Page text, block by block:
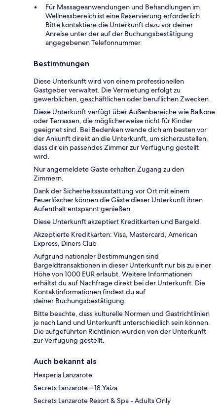
Für Massageanwendungen und Behandlungen im
Wellnessbereich ist eine Reservierung erforderlich.
Bitte kontaktiere die Unterkunft dazu vor deiner
Anreise unter der auf der Buchungsbestätigung
angegebenen Telefonnummer.
Bestimmungen
Diese Unterkunft wird von einem professionellen
Gastgeber verwaltet. Die Vermietung erfolgt zu
gewerblichen, geschäftlichen oder beruflichen Zwecken.
Diese Unterkunft verfügt über Außenbereiche wie Balkone
oder Terrassen, die möglicherweise nicht für Kinder
geeignet sind. Bei Bedenken wende dich am besten vor
der Ankunft direkt an die Unterkunft, um sicherzustellen,
dass dir ein passendes Zimmer zur Verfügung gestellt
wird.
Nur angemeldete Gäste erhalten Zugang zu den
Zimmern.
Dank der Sicherheitsausstattung vor Ort mit einem
Feuerlöscher können die Gäste dieser Unterkunft ihren
Aufenthalt entspannt genießen.
Diese Unterkunft akzeptiert Kreditkarten und Bargeld.
Akzeptierte Kreditkarten: Visa, Mastercard, American
Express, Diners Club
Aufgrund nationaler Bestimmungen sind
Bargeldtransaktionen in dieser Unterkunft nur bis zu einer
Höhe von 1000 EUR erlaubt. Weitere Informationen
erhältst du auf Nachfrage direkt bei der Unterkunft. Die
Kontaktinformationen findest du auf
deiner Buchungsbestätigung.
Bitte beachte, dass kulturelle Normen und Gastrichtlinien
je nach Land und Unterkunft unterschiedlich sein können.
Die aufgeführten Richtlinien wurden von der Unterkunft
zur Verfügung gestellt.
Auch bekannt als
Hesperia Lanzarote
Secrets Lanzarote – 18 Yaiza
Secrets Lanzarote Resort & Spa - Adults Only